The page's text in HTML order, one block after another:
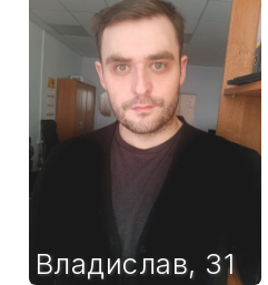
Владислав, 31